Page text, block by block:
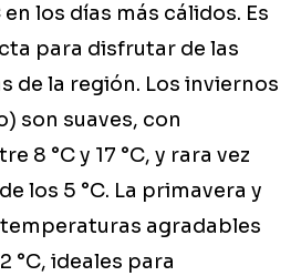
los días más cálidos. Es
para disfrutar de las
de la región. Los inviernos
son suaves, con
8 °C y 17 °C, y rara vez
los 5 °C. La primavera y
agradables
°C, ideales para